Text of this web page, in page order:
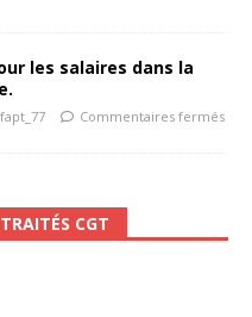
les salaires dans la
Commentaires fermés
CGT